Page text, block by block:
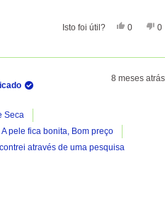
Isto foi útil? Sim,
0 0
8 meses atrás
Seca
A pele fica bonita, Bom preço
através de uma pesquisa